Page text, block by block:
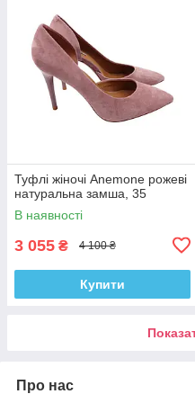
Туфлі жіночі Anemone рожеві
натуральна замша, 35
В наявності
3 055 ₴ 4 100 ₴
Купити
Про нас